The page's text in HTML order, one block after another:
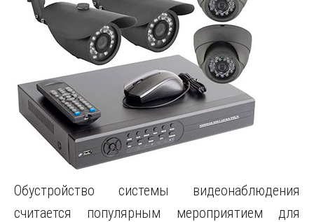
Обустройство системы видеонаблюдения
считается популярным мероприятием для